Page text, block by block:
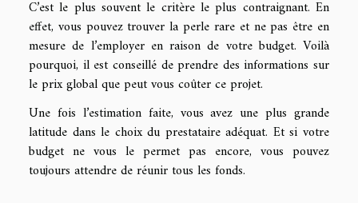
C’est le plus souvent le critère le plus contraignant. En
effet, vous pouvez trouver la perle rare et ne pas être en
mesure de l’employer en raison de votre budget. Voilà
pourquoi, il est conseillé de prendre des informations sur
le prix global que peut vous coûter ce projet.
Une fois l’estimation faite, vous avez une plus grande
latitude dans le choix du prestataire adéquat. Et si votre
budget ne vous le permet pas encore, vous pouvez
toujours attendre de réunir tous les fonds.